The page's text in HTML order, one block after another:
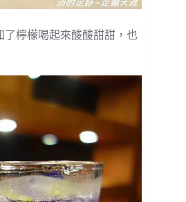
了檸檬喝起來酸酸甜甜，也